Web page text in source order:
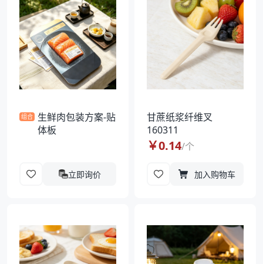
拉伸膜
组合 生鲜肉包装方案-贴
体板
立即询价
甘蔗纸浆纤维叉
160311
￥0.14/个
加入购物车